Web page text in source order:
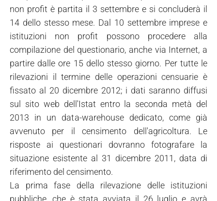
non profit è partita il 3 settembre e si concluderà il
14 dello stesso mese. Dal 10 settembre imprese e
istituzioni non profit possono procedere alla
compilazione del questionario, anche via Internet, a
partire dalle ore 15 dello stesso giorno. Per tutte le
rilevazioni il termine delle operazioni censuarie è
fissato al 20 dicembre 2012; i dati saranno diffusi
sul sito web dell'Istat entro la seconda metà del
2013 in un data-warehouse dedicato, come già
avvenuto per il censimento dell'agricoltura. Le
risposte ai questionari dovranno fotografare la
situazione esistente al 31 dicembre 2011, data di
riferimento del censimento.
La prima fase della rilevazione delle istituzioni
pubbliche, che è stata avviata il 26 luglio e avrà